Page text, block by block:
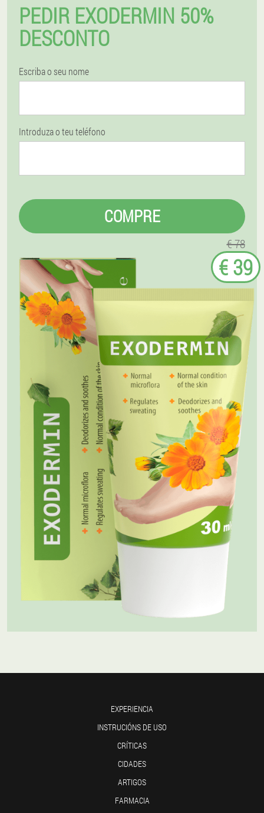
PEDIR EXODERMIN 50%
DESCONTO
Escriba o seu nome
Introduza o teu teléfono
COMPRE
€ 78
€ 39
EXPERIENCIA
INSTRUCIÓNS DE USO
CRÍTICAS
CIDADES
ARTIGOS
FARMACIA